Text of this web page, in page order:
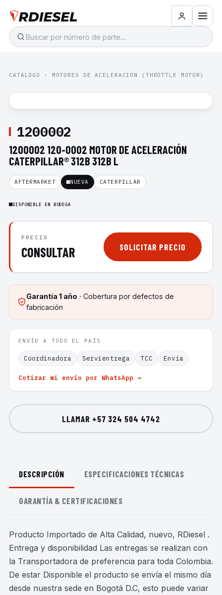
CATÁLOGO · MOTORES DE ACELERACIÓN (THROTTLE MOTOR)
1200002
1200002 120-0002 MOTOR DE ACELERACIÓN
CATERPILLAR® 312B 312B L
AFTERMARKET NUEVA CATERPILLAR
DISPONIBLE EN BODEGA
PRECIO
CONSULTAR SOLICITAR PRECIO
Garantía 1 año · Cobertura por defectos de
fabricación
ENVÍO A TODO EL PAÍS
Coordinadora Servientrega TCC Envía
Cotizar mi envío por WhatsApp →
LLAMAR +57 324 504 4742
DESCRIPCIÓN ESPECIFICACIONES TÉCNICAS
GARANTÍA & CERTIFICACIONES
Producto Importado de Alta Calidad, nuevo, RDiesel .
Entrega y disponibilidad Las entregas se realizan con
la Transportadora de preferencia para toda Colombia.
De estar Disponible el producto se envía el mismo día
desde nuestra sede en Bogotá D.C, esto puede variar